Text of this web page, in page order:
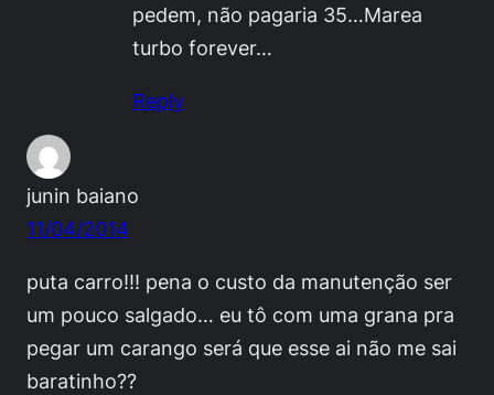
pedem, não pagaria 35…Marea
turbo forever…
Reply
junin baiano
11/04/2014
puta carro!!! pena o custo da manutenção ser
um pouco salgado… eu tô com uma grana pra
pegar um carango será que esse ai não me sai
baratinho??